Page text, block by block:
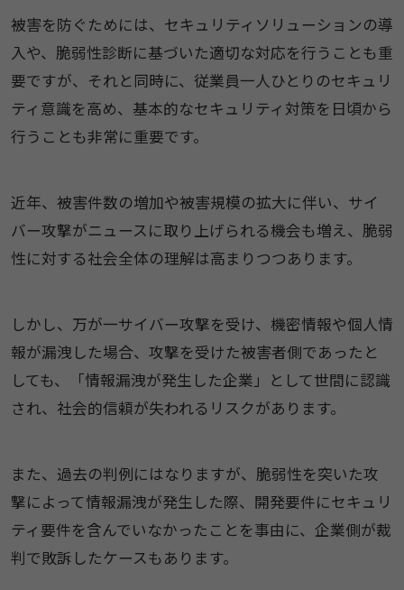
被害を防ぐためには、セキュリティソリューションの導
入や、脆弱性診断に基づいた適切な対応を行うことも重
要ですが、それと同時に、従業員一人ひとりのセキュリ
ティ意識を高め、基本的なセキュリティ対策を日頃から
行うことも非常に重要です。
近年、被害件数の増加や被害規模の拡大に伴い、サイ
バー攻撃がニュースに取り上げられる機会も増え、脆弱
性に対する社会全体の理解は高まりつつあります。
しかし、万が一サイバー攻撃を受け、機密情報や個人情
報が漏洩した場合、攻撃を受けた被害者側であったと
しても、「情報漏洩が発生した企業」として世間に認識
され、社会的信頼が失われるリスクがあります。
また、過去の判例にはなりますが、脆弱性を突いた攻
撃によって情報漏洩が発生した際、開発要件にセキュリ
ティ要件を含んでいなかったことを事由に、企業側が裁
判で敗訴したケースもあります。